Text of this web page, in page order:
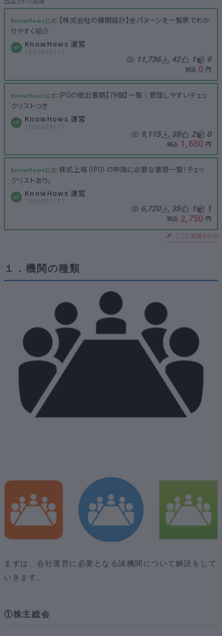
【株式会社の機関設計】全パターンを一覧表でわか
りやすく紹介
KnowHows 運営
1000000117
11,736 42 1 0
0
IPOの提出書類【79個】一覧│管理しやすいチェッ
クリストつき
KnowHows 運営
1000000117
9,115 38 2 0
1,650
株式上場（IPO）の申請に必要な書類一覧！チェッ
クリストあり。
KnowHows 運営
1000000117
6,720 35 1 1
2,750
ここに知識を出品
１．機関の種類
まずは、会社運営に必要となる諸機関について解説をして
いきます。
①株主総会